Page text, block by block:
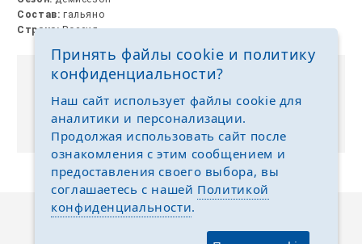
Состав: гальяно
Страна: Россия
Выкуп без размерных рядов
Отгружаем любые размеры одежды и обуви на
ваш выбор
Задать вопрос
Принять файлы cookie и политику
конфиденциальности?
Наш сайт использует файлы cookie для
аналитики и персонализации.
Продолжая использовать сайт после
ознакомления с этим сообщением и
предоставления своего выбора, вы
соглашаетесь с нашей Политикой
конфиденциальности.